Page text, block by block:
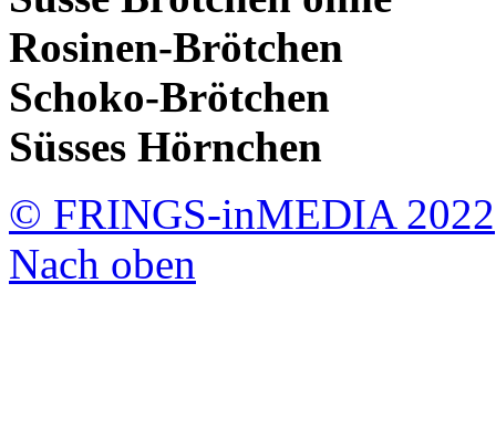
Rosinen-Brötchen
Schoko-Brötchen
Süsses Hörnchen
© FRINGS-inMEDIA 2022
Nach oben